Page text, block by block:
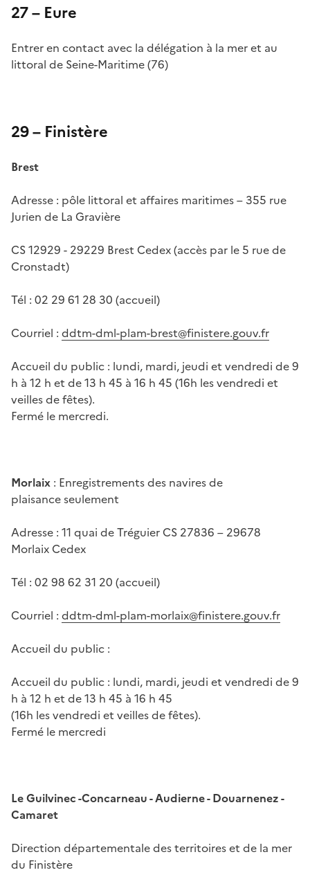
27 – Eure
Entrer en contact avec la délégation à la mer et au
littoral de Seine-Maritime (76)
29 – Finistère
Brest
Adresse : pôle littoral et affaires maritimes – 355 rue
Jurien de La Gravière
CS 12929 - 29229 Brest Cedex (accès par le 5 rue de
Cronstadt)
Tél : 02 29 61 28 30 (accueil)
Courriel : ddtm-dml-plam-brest@finistere.gouv.fr
Accueil du public : lundi, mardi, jeudi et vendredi de 9
h à 12 h et de 13 h 45 à 16 h 45 (16h les vendredi et
veilles de fêtes).
Fermé le mercredi.
Morlaix : Enregistrements des navires de
plaisance seulement
Adresse : 11 quai de Tréguier CS 27836 – 29678
Morlaix Cedex
Tél : 02 98 62 31 20 (accueil)
Courriel : ddtm-dml-plam-morlaix@finistere.gouv.fr
Accueil du public :
Accueil du public : lundi, mardi, jeudi et vendredi de 9
h à 12 h et de 13 h 45 à 16 h 45
(16h les vendredi et veilles de fêtes).
Fermé le mercredi
Le Guilvinec -Concarneau - Audierne - Douarnenez -
Camaret
Direction départementale des territoires et de la mer
du Finistère